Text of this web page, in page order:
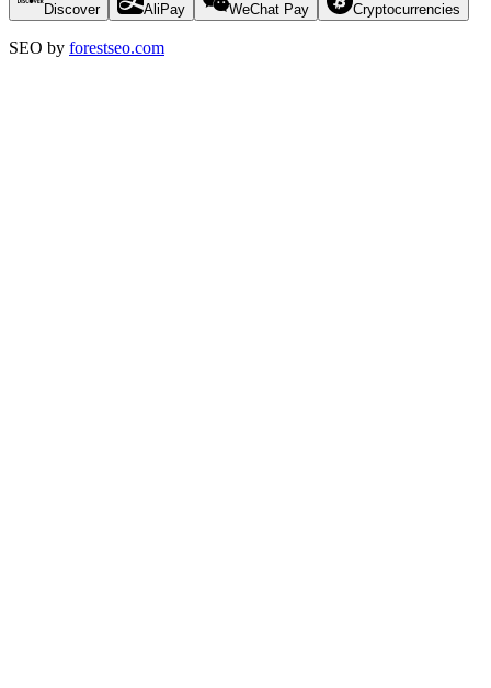
Discover AliPay WeChat Pay Cryptocurrencies
SEO by forestseo.com